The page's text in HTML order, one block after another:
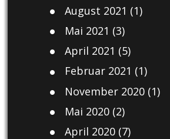
August 2021 (1)
Mai 2021 (3)
April 2021 (5)
Februar 2021 (1)
November 2020(1)
Mai 2020(2)
April 2020(7)